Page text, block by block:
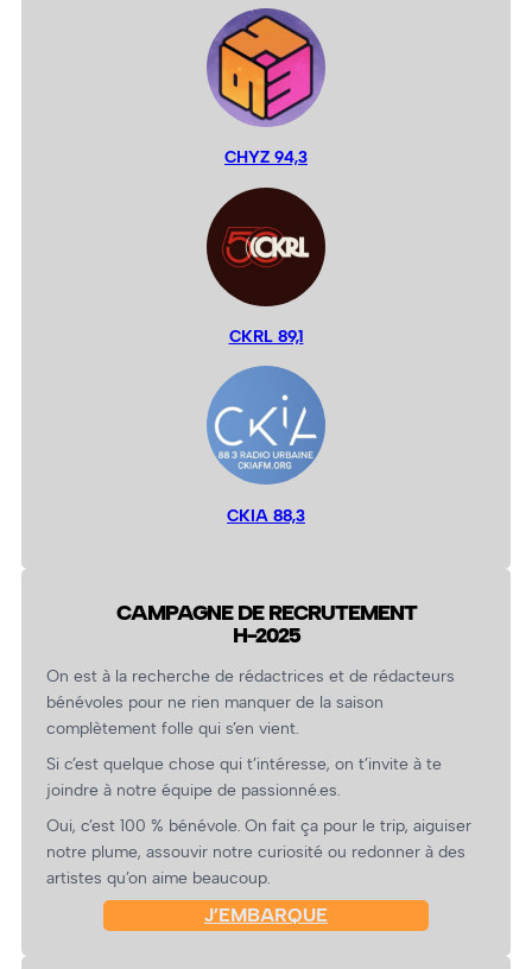
CHYZ 94,3
CKRL 89,1
CKIA 88,3
CAMPAGNE DE RECRUTEMENT
H-2025
On est à la recherche de rédactrices et de rédacteurs
bénévoles pour ne rien manquer de la saison
complètement folle qui s’en vient.
Si c’est quelque chose qui t’intéresse, on t’invite à te
joindre à notre équipe de passionné.es.
Oui, c’est 100 % bénévole. On fait ça pour le trip, aiguiser
notre plume, assouvir notre curiosité ou redonner à des
artistes qu’on aime beaucoup.
J’EMBARQUE